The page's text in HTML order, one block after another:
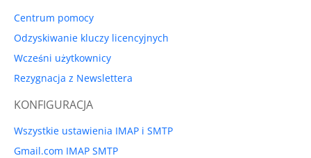
Centrum pomocy
Odzyskiwanie kluczy licencyjnych
Wcześni użytkownicy
Rezygnacja z Newslettera
KONFIGURACJA
Wszystkie ustawienia IMAP i SMTP
Gmail.com IMAP SMTP